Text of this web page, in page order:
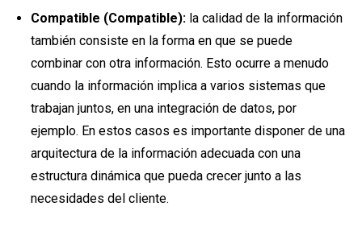
Compatible (Compatible):la calidad de la información
también consiste en la forma en que se puede
combinar con otra información. Esto ocurre a menudo
cuando la información implica a varios sistemas que
trabajan juntos, en una integración de datos, por
ejemplo. En estos casos es importante disponer de una
arquitectura de la información adecuada con una
estructura dinámica que pueda crecer junto a las
necesidades del cliente.